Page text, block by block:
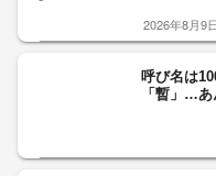
2026年8月9日
呼び名は
「暫」…